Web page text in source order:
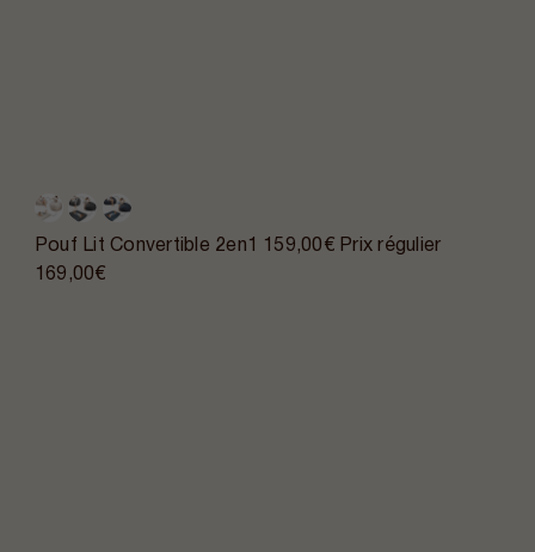
Pouf Lit Convertible 2en1 159,00€ Prix régulier
169,00€